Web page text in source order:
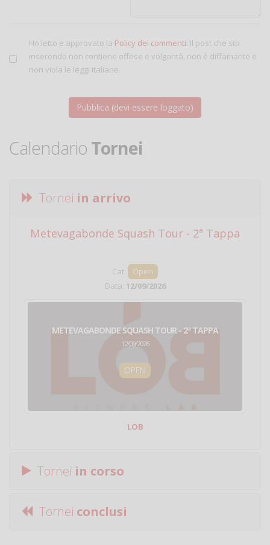
Ho letto e approvato la Policy dei commenti. Il post che sto
inserendo non contiene offese e volgarità, non è diffamante e
non viola le leggi italiane.
Calendario Tornei
Tornei in arrivo
Metevagabonde Squash Tour - 2ª Tappa
Cat:
Open
Data: 12/09/2026
METEVAGABONDE SQUASH TOUR - 2ª TAPPA
12/09/2026
OPEN
LOB
Tornei in corso
Tornei conclusi